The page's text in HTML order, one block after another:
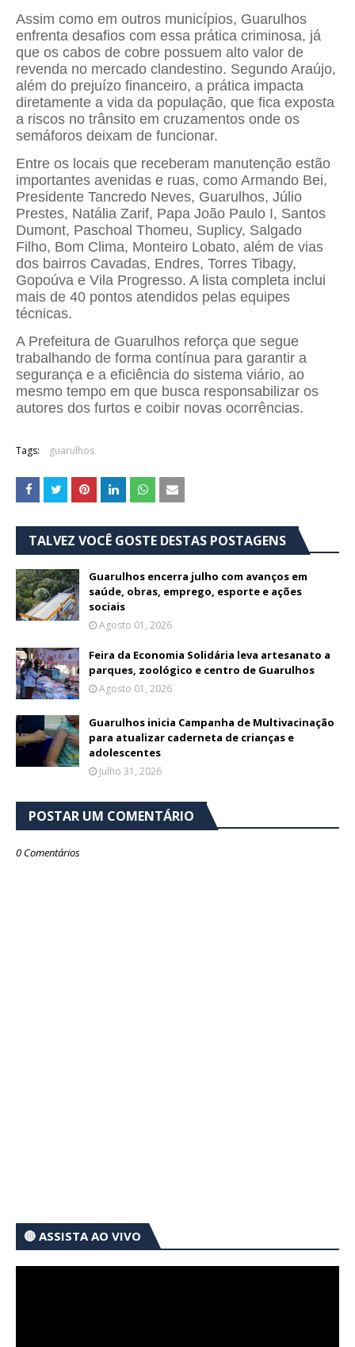
Assim como em outros municípios, Guarulhos
enfrenta desafios com essa prática criminosa, já
que os cabos de cobre possuem alto valor de
revenda no mercado clandestino. Segundo Araújo,
além do prejuízo financeiro, a prática impacta
diretamente a vida da população, que fica exposta
a riscos no trânsito em cruzamentos onde os
semáforos deixam de funcionar.
Entre os locais que receberam manutenção estão
importantes avenidas e ruas, como Armando Bei,
Presidente Tancredo Neves, Guarulhos, Júlio
Prestes, Natália Zarif, Papa João Paulo I, Santos
Dumont, Paschoal Thomeu, Suplicy, Salgado
Filho, Bom Clima, Monteiro Lobato, além de vias
dos bairros Cavadas, Endres, Torres Tibagy,
Gopoúva e Vila Progresso. A lista completa inclui
mais de 40 pontos atendidos pelas equipes
técnicas.
A Prefeitura de Guarulhos reforça que segue
trabalhando de forma contínua para garantir a
segurança e a eficiência do sistema viário, ao
mesmo tempo em que busca responsabilizar os
autores dos furtos e coibir novas ocorrências.
Tags: guarulhos
TALVEZ VOCÊ GOSTE DESTAS POSTAGENS
Guarulhos encerra julho com avanços em
saúde, obras, emprego, esporte e ações
sociais
Agosto 01, 2026
Feira da Economia Solidária leva artesanato a
parques, zoológico e centro de Guarulhos
Agosto 01, 2026
Guarulhos inicia Campanha de Multivacinação
para atualizar caderneta de crianças e
adolescentes
Julho 31, 2026
POSTAR UM COMENTÁRIO
0 Comentários
🔴 ASSISTA AO VIVO